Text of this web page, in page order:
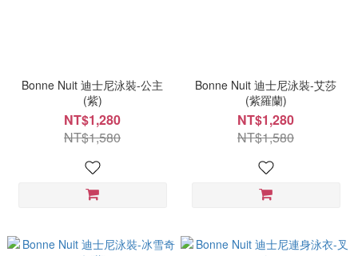
Bonne Nuit 迪士尼泳裝-公主
(紫)
NT$1,280
NT$1,580
Bonne Nuit 迪士尼泳裝-艾莎
(紫羅蘭)
NT$1,280
NT$1,580